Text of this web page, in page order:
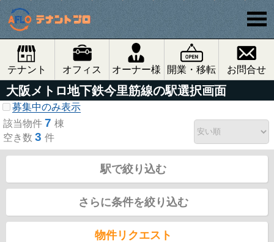
テナント オフィス オーナー様 開業・移転 お問合せ
大阪メトロ地下鉄今里筋線の駅選択画面
募集中のみ表示
該当物件 7 棟
空き数 3 件
駅で絞り込む
さらに条件を絞り込む
物件リクエスト